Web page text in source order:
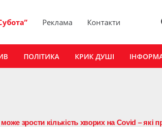
Реклама Контакти
ПОЛІТИКА КРИК ДУШІ
зрости кількість хворих на Covid – які